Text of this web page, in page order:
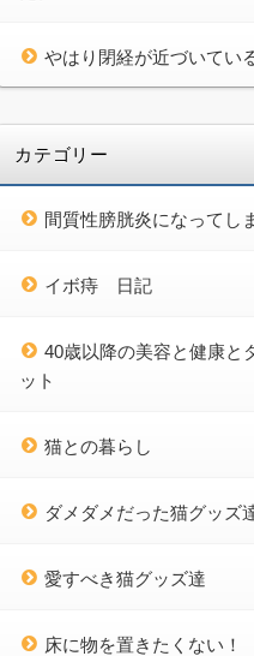
やはり閉経が近づいている
カテゴリー
間質性膀胱炎になってし
イボ痔 日記
40歳以降の美容と健康と
ット
猫との暮らし
ダメダメだった猫グッズ
愛すべき猫グッズ達
床に物を置きたくない！